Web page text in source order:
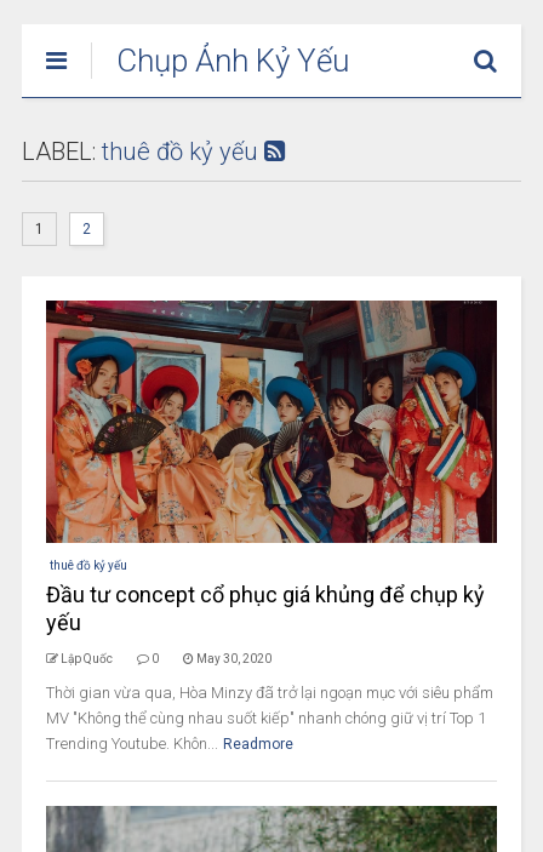
Chụp Ảnh Kỷ Yếu
Trọn Gói Tại TP
HCM
LABEL: thuê đồ kỷ yếu
1 2
thuê đồ kỷ yếu
Đầu tư concept cổ phục giá khủng để chụp kỷ
yếu
Lập Quốc 0 May 30, 2020
Thời gian vừa qua, Hòa Minzy đã trở lại ngoạn mục với siêu phẩm
MV "Không thể cùng nhau suốt kiếp" nhanh chóng giữ vị trí Top 1
Trending Youtube. Khôn... Readmore